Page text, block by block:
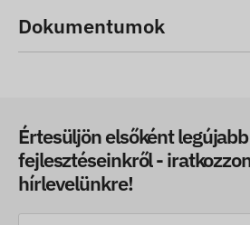
Dokumentumok
Értesüljön elsőként
fejlesztéseinkről -
hírlevelünkre!